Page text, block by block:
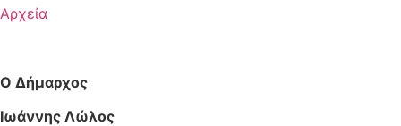
Αρχεία
Ο Δήμαρχος
Ιωάννης Λώλος